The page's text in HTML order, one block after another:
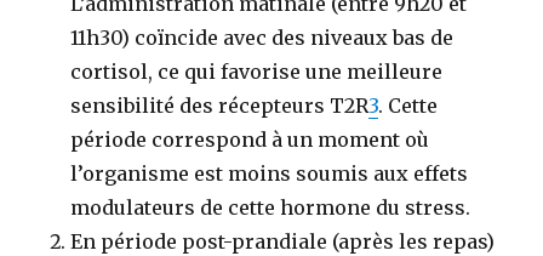
11h30) coïncide avec des niveaux bas de
cortisol, ce qui favorise une meilleure
sensibilité des récepteurs T2R3. Cette
période correspond à un moment où
l’organisme est moins soumis aux effets
modulateurs de cette hormone du stress.
En période post-prandiale (après les repas)